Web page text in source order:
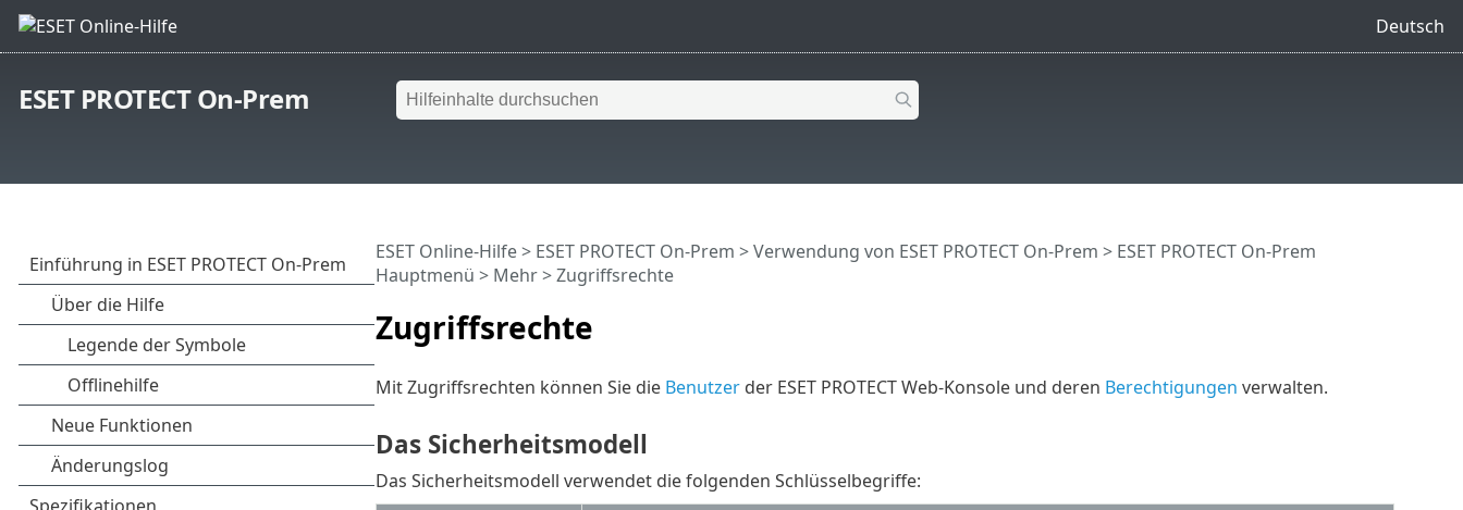
Deutsch
ESET PROTECT On-Prem
Zugriffsrechte
ESET Online-Hilfe> ESET PROTECT On-Prem >Verwendung von ESET PROTECT On-Prem > ESET PROTECT On-Prem
Hauptmenü > Mehr> Zugriffsrechte
Mit Zugriffsrechten können Sie die Benutzerder ESET PROTECT Web-Konsole und deren Berechtigungen verwalten.
Das Sicherheitsmodell
Das Sicherheitsmodell verwendet die folgenden Schlüsselbegriffe: